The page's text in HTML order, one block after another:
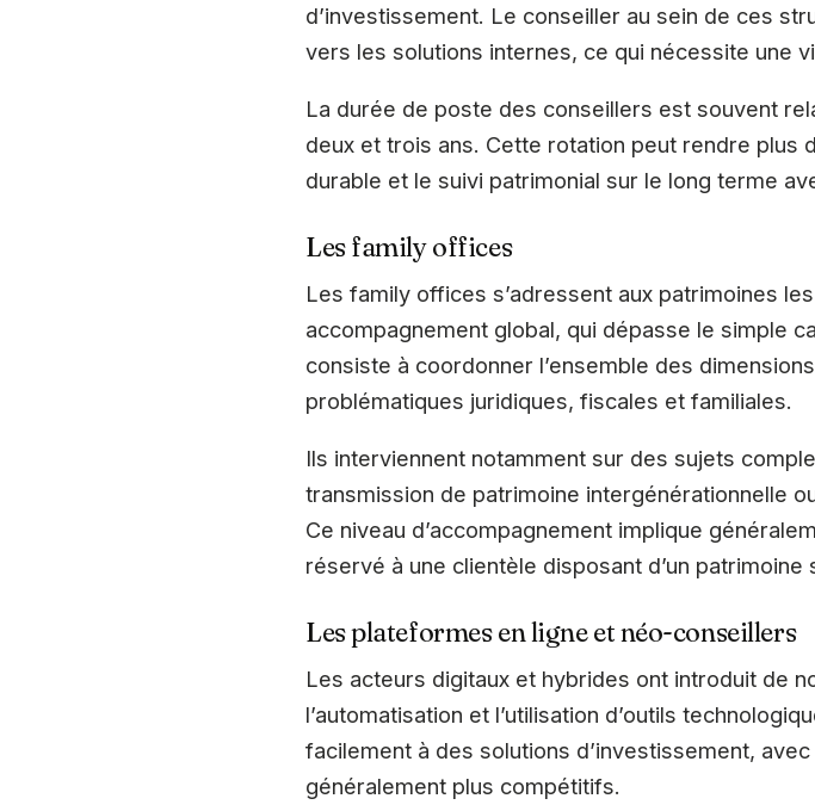
d’investissement. Le conseiller au sein de ces
vers les solutions internes, ce qui nécessite une
La durée de poste des conseillers est souvent
deux et trois ans. Cette rotation peut rendre plus
durable et le suivi patrimonial sur le long terme
Les family offices
Les family offices s’adressent aux patrimoines
accompagnement global, qui dépasse le simple
consiste à coordonner l’ensemble des
problématiques juridiques, fiscales et familiales.
Ils interviennent notamment sur des sujets
transmission de patrimoine intergénérationnelle
Ce niveau d’accompagnement implique
réservé à une clientèle disposant d’un patrimoine
Les plateformes en ligne et néo-conseillers
Les acteurs digitaux et hybrides ont introduit de
l’automatisation et l’utilisation d’outils
facilement à des solutions d’investissement,
généralement plus compétitifs.